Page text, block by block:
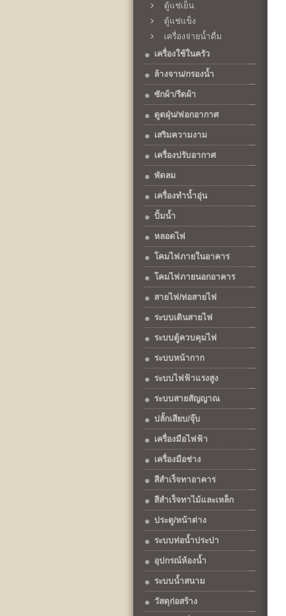
ตู้แช่เย็น
ตู้แช่แข็ง
เครื่องจ่ายน้ำดื่ม
เครื่องใช้ในครัว
ล้างจาน/กรองน้ำ
ซักผ้า/รีดผ้า
ดูดฝุ่น/ฟอกอากาศ
เสริมความงาม
เครื่องปรับอากาศ
พัดลม
เครื่องทำน้ำอุ่น
ปั้มน้ำ
หลอดไฟ
โคมไฟภายในอาคาร
โคมไฟภายนอกอาคาร
สายไฟ/ท่อสายไฟ
ระบบเดินสายไฟ
ระบบตู้ควบคุมไฟ
ระบบหน้ากาก
ระบบไฟฟ้าแรงสูง
ระบบสายสัญญาณ
ปลั้กเสียบ/จุ๊บ
เครื่องมือไฟฟ้า
เครื่องมือช่าง
สีสำเร็จทาอาคาร
สีสำเร็จทาไม้และเหล็ก
ประตู/หน้าต่าง
ระบบท่อน้ำประปา
อุปกรณ์ห้องน้ำ
ระบบน้ำสนาม
วัสดุก่อสร้าง